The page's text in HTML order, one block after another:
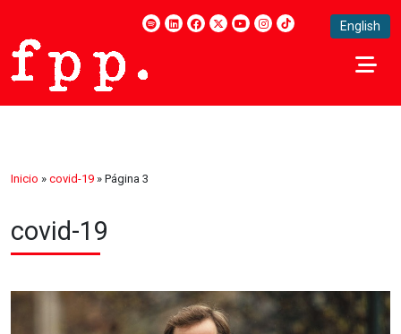
English
Inicio » covid-19 » Página 3
covid-19